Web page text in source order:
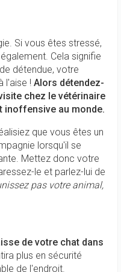
Si vous êtes stressé,
Cela signifie
détendue, votre
l'aise ! Alors détendez-
chez le vétérinaire
inoffensive au monde.
que vous êtes un
lorsqu'il se
Mettez donc votre
le et parlez-lui de
pas votre animal,
de votre chat dans
plus en sécurité
de l'endroit.